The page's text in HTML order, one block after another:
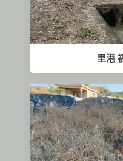
里港